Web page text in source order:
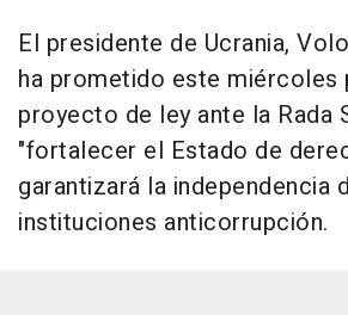
El presidente de Ucrania,
ha prometido este miércoles
proyecto de ley ante la Rada
"fortalecer el Estado de
garantizará la independencia
instituciones anticorrupción.